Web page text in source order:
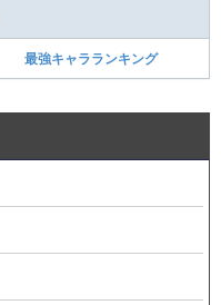
最強キャラランキング